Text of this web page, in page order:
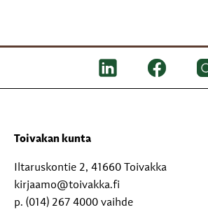
Toivakan kunta
Iltaruskontie 2, 41660 Toivakka
kirjaamo@toivakka.fi
p. (014) 267 4000 vaihde